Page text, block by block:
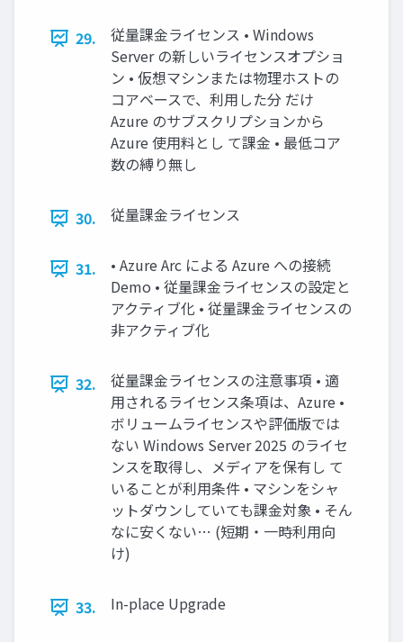
29.
従量課金ライセンス • Windows
Server の新しいライセンスオプショ
ン • 仮想マシンまたは物理ホストの
コアベースで、利用した分 だけ
Azure のサブスクリプションから
Azure 使用料とし て課金 • 最低コア
数の縛り無し
30. 従量課金ライセンス
31.
• Azure Arc による Azure への接続
Demo • 従量課金ライセンスの設定と
アクティブ化 • 従量課金ライセンスの
非アクティブ化
32.
従量課金ライセンスの注意事項 • 適
用されるライセンス条項は、Azure •
ボリュームライセンスや評価版では
ない Windows Server 2025 のライセ
ンスを取得し、メディアを保有し て
いることが利用条件 • マシンをシャ
ットダウンしていても課金対象 • そん
なに安くない… (短期・一時利用向
け)
33. In-place Upgrade